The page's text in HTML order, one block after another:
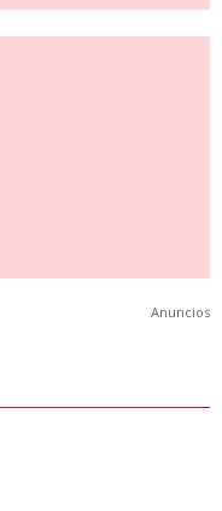
Anuncios